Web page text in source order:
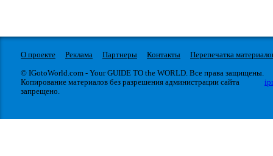
О проекте Реклама Партнеры Контакты
Перепечатка
© IGotoWorld.com - Your GUIDE TO the WORLD. Все права защищены.
Копирование материалов без разрешения администрации сайта
запрещено.